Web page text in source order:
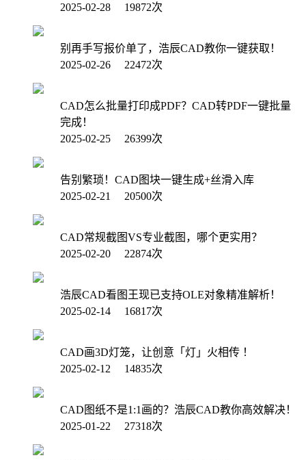
2025-02-28 19872次
别再手写报价单了，浩辰CAD教你一键获取！
2025-02-26 22472次
CAD怎么批量打印成PDF？CAD转PDF一键批量
完成！
2025-02-25 26399次
告别繁琐！CAD图块一键生成+丝滑入库
2025-02-21 20500次
CAD常规截图VS专业截图，哪个更实用？
2025-02-20 22874次
浩辰CAD看图王现已支持OLE对象精准解析！
2025-02-14 16817次
CAD画3D灯笼，让创意「灯」火相传 ！
2025-02-12 14835次
CAD图纸不是1:1画的？浩辰CAD教你高效解决！
2025-01-22 27318次